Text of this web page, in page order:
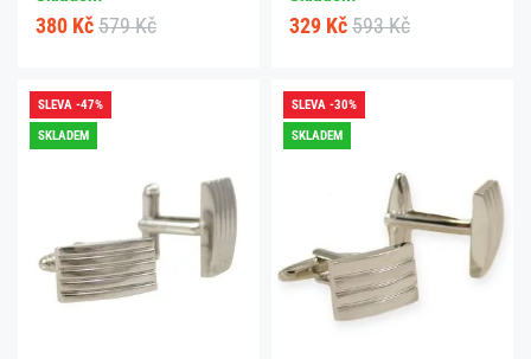
380 Kč 579 Kč 329 Kč 593 Kč
SLEVA -47%
SKLADEM
SLEVA -30%
SKLADEM